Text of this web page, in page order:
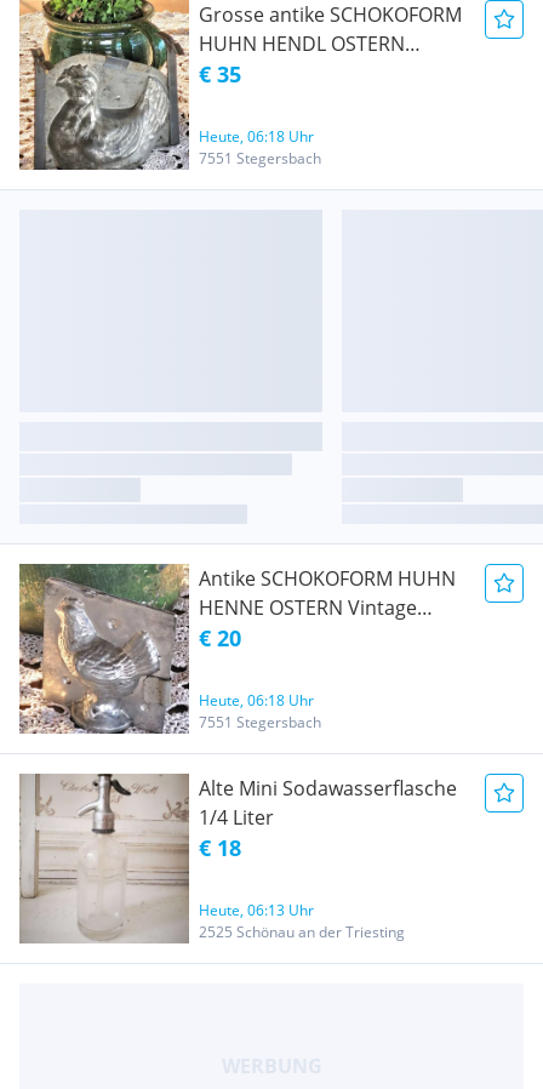
Grosse antike SCHOKOFORM
HUHN HENDL OSTERN
Vintage shabby
€ 35
Heute, 06:18 Uhr
7551 Stegersbach
Antike SCHOKOFORM HUHN
HENNE OSTERN Vintage
shabby
€ 20
Heute, 06:18 Uhr
7551 Stegersbach
Alte Mini Sodawasserflasche
1/4 Liter
€ 18
Heute, 06:13 Uhr
2525 Schönau an der Triesting